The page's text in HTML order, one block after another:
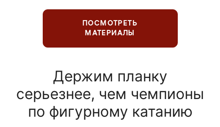
ПОСМОТРЕТЬ
МАТЕРИАЛЫ
Держим планку
серьезнее, чем чемпионы
по фигурному катанию